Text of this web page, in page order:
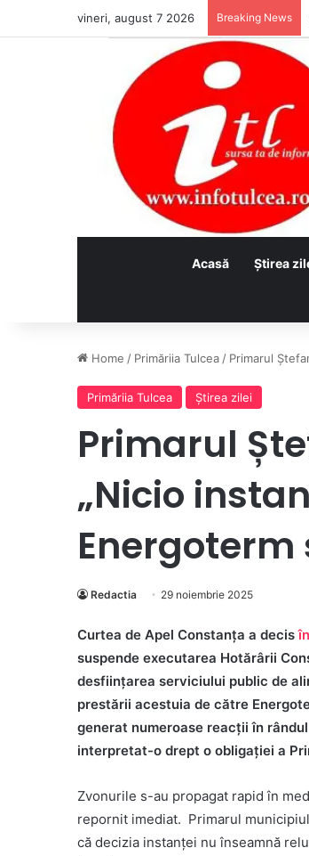
vineri, august 7 2026 Breaking News
Acasă Ştirea
Home / Primăriia Tulcea/ Primarul
Primăriia Tulcea Ştirea zilei
Primarul
„Nicio
Redactia 29 noiembrie 2025
Curtea de Apel Constanța a decis
suspende executarea Hotărârii
desființarea serviciului public de
prestării acestuia de către
generat numeroase reacții în
interpretat-o drept o obligației a
Zvonurile s-au propagat rapid în
repornit imediat. Primarul
că decizia instanței nu înseamnă